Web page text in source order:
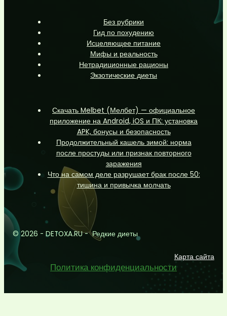
Без рубрики
Гид по похудению
Исцеляющее питание
Мифы и реальность
Нетрадиционные рационы
Экзотические диеты
Скачать Melbet (Мелбет) — официальное
приложение на Android, iOS и ПК: установка
APK, бонусы и безопасность
Продолжительный кашель зимой: норма
после простуды или признак повторного
заражения
Что на самом деле разрушает брак после 50:
тишина и привычка молчать
© 2026 - DETOXA.RU - Редкие диеты
Карта сайта
Политика конфиденциальности